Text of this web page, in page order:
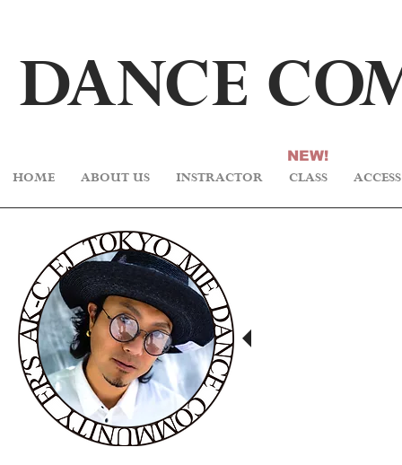
DANCE CO
HOME ABOUT US INSTRACTOR CLASS ACCESS
NEW!